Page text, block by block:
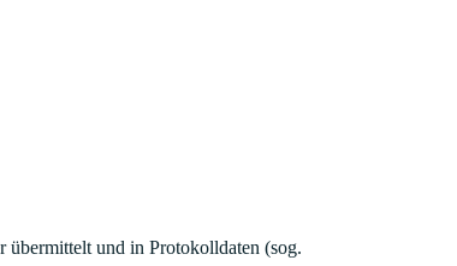
übermittelt und in Protokolldaten (sog.